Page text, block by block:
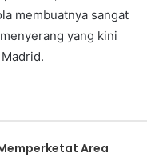
membuatnya sangat
yang kini
Area